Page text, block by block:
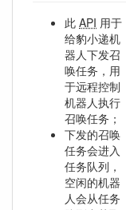
此 API 用于
给豹小递机
器人下发召
唤任务，用
于远程控制
机器人执行
召唤任务；
下发的召唤
任务会进入
任务队列，
空闲的机器
人会从任务